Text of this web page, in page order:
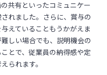
共有といったコミュニケー
れました。さらに、賞与の
えていることもうかがえま
しい場合でも、説明機会の
とで、従業員の納得感や定
られます。